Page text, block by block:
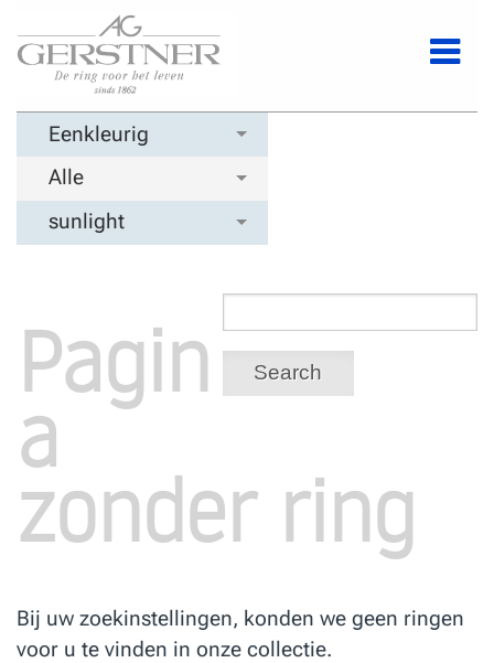
Eenkleurig
Alle
sunlight
Search
Pagin
a
zonder ring
Bij uw zoekinstellingen, konden we geen ringen
voor u te vinden in onze collectie.